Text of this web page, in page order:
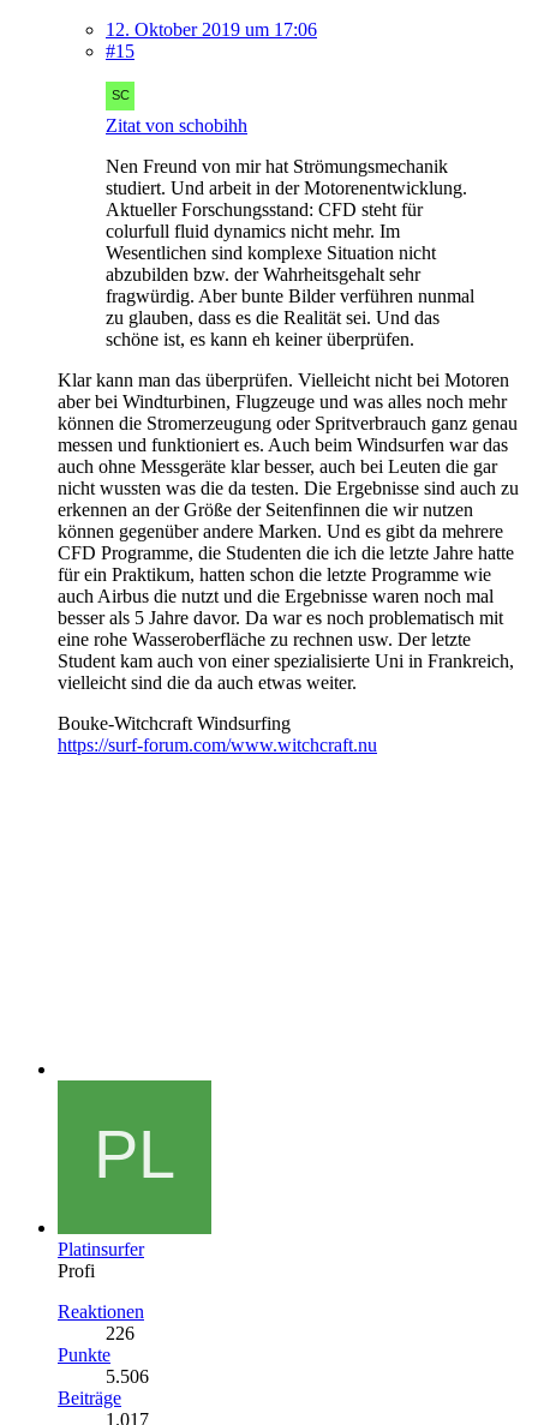
12. Oktober 2019 um 17:06
#15
Zitat von schobihh
Nen Freund von mir hat Strömungsmechanik
studiert. Und arbeit in der Motorenentwicklung.
Aktueller Forschungsstand: CFD steht für
colurfull fluid dynamics nicht mehr. Im
Wesentlichen sind komplexe Situation nicht
abzubilden bzw. der Wahrheitsgehalt sehr
fragwürdig. Aber bunte Bilder verführen nunmal
zu glauben, dass es die Realität sei. Und das
schöne ist, es kann eh keiner überprüfen.
Klar kann man das überprüfen. Vielleicht nicht bei Motoren
aber bei Windturbinen, Flugzeuge und was alles noch mehr
können die Stromerzeugung oder Spritverbrauch ganz genau
messen und funktioniert es. Auch beim Windsurfen war das
auch ohne Messgeräte klar besser, auch bei Leuten die gar
nicht wussten was die da testen. Die Ergebnisse sind auch zu
erkennen an der Größe der Seitenfinnen die wir nutzen
können gegenüber andere Marken. Und es gibt da mehrere
CFD Programme, die Studenten die ich die letzte Jahre hatte
für ein Praktikum, hatten schon die letzte Programme wie
auch Airbus die nutzt und die Ergebnisse waren noch mal
besser als 5 Jahre davor. Da war es noch problematisch mit
eine rohe Wasseroberfläche zu rechnen usw. Der letzte
Student kam auch von einer spezialisierte Uni in Frankreich,
vielleicht sind die da auch etwas weiter.
Bouke-Witchcraft Windsurfing
https://surf-forum.com/www.witchcraft.nu
Platinsurfer
Profi
Reaktionen
226
Punkte
5.506
Beiträge
1.017